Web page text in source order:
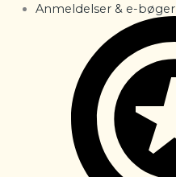
Anmeldelser & e-bøger